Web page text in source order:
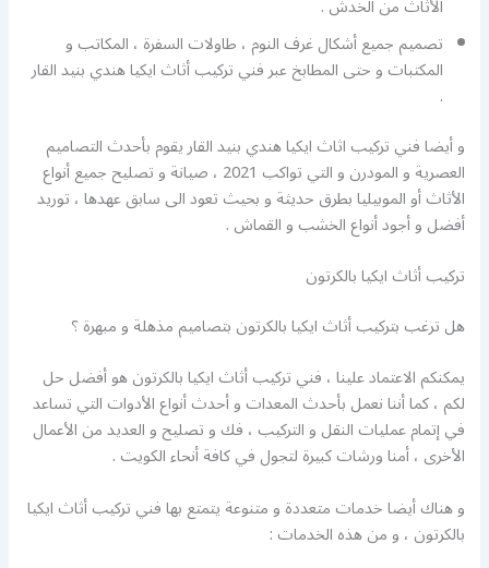
الأثاث من الخدش .
تصميم جميع أشكال غرف النوم ، طاولات السفرة ، المكاتب و
المكتبات و حتى المطابخ عبر فني تركيب أثاث ايكيا هندي بنيد القار
.
و أيضا فني تركيب اثاث ايكيا هندي بنيد القار يقوم بأحدث التصاميم
العصرية و المودرن و التي تواكب 2021 ، صيانة و تصليح جميع أنواع
الأثاث أو الموبيليا بطرق حديثة و بحيث تعود الى سابق عهدها ، توريد
أفضل و أجود أنواع الخشب و القماش .
تركيب أثاث ايكيا بالكرتون
هل ترغب بتركيب أثاث ايكيا بالكرتون بتصاميم مذهلة و مبهرة ؟
يمكنكم الاعتماد علينا ، فني تركيب أثاث ايكيا بالكرتون هو أفضل حل
لكم ، كما أننا نعمل بأحدث المعدات و أحدث أنواع الأدوات التي تساعد
في إتمام عمليات النقل و التركيب ، فك و تصليح و العديد من الأعمال
الأخرى ، أمنا ورشات كبيرة لتجول في كافة أنحاء الكويت .
و هناك أيضا خدمات متعددة و متنوعة يتمتع بها فني تركيب أثاث ايكيا
بالكرتون ، و من هذه الخدمات :